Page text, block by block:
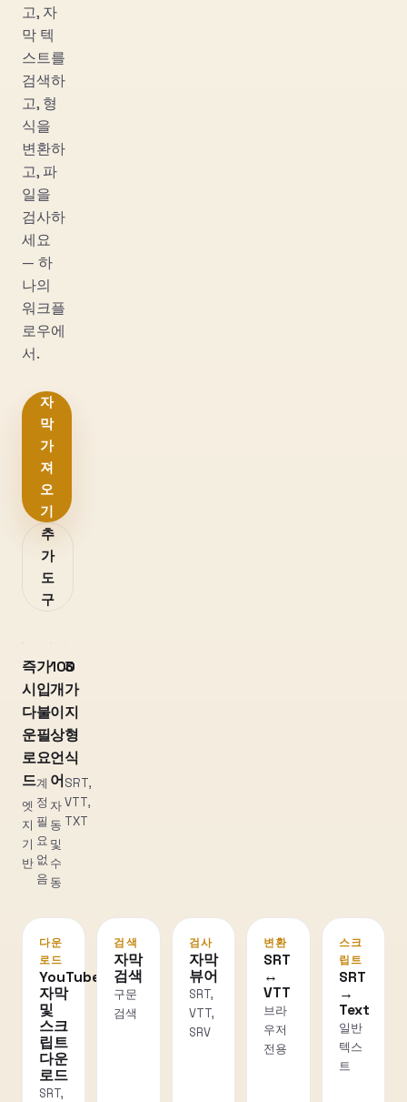
고, 자
막 텍
스트를
검색하
고, 형
식을
변환하
고, 파
일을
검사하
세요
— 하
나의
워크플
로우에
서.
자
막
가
져
오
기
추
가
도
구
즉
시
다
운
로
드
엣
지
기
반
가
입
불
필
요
계
정
필
요
없
음
100
개
이
상
언
어
자
동
및
수
동
3
가
지
형
식
SRT,
VTT,
TXT
다운
로드
YouTube
자막
및
스크
립트
다운
로드
SRT,
검색
자막
검색
구문
검색
검사
자막
뷰어
SRT,
VTT,
SRV
변환
SRT
↔
VTT
브라
우저
전용
스크
립트
SRT
→
Text
일반
텍스
트